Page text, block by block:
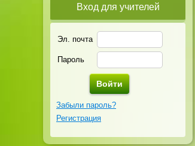
Вход для учителей
Эл. почта
Пароль
Забыли пароль?
Регистрация